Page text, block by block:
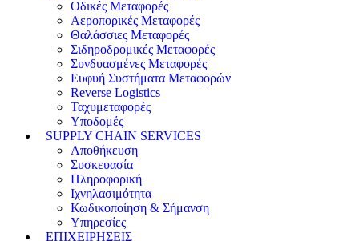
Οδικές Μεταφορές
Αεροπορικές Μεταφορές
Θαλάσσιες Μεταφορές
Σιδηροδρομικές Μεταφορές
Συνδυασμένες Μεταφορές
Ευφυή Συστήματα Μεταφορών
Reverse Logistics
Ταχυμεταφορές
Υποδομές
SUPPLY CHAIN SERVICES
Αποθήκευση
Συσκευασία
Πληροφορική
Ιχνηλασιμότητα
Κωδικοποίηση & Σήμανση
Υπηρεσίες
ΕΠΙΧΕΙΡΗΣΕΙΣ